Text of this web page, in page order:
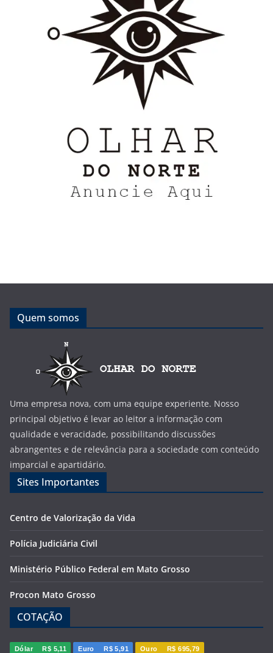
Quem somos
Uma empresa nova, com uma equipe experiente. Nosso
principal objetivo é levar ao leitor a informação com
qualidade e veracidade, possibilitando discussões
abrangentes e de relevância para a sociedade com conteúdo
imparcial e apartidário.
Sites Importantes
Centro de Valorização da Vida
Polícia Judiciária Civil
Ministério Público Federal em Mato Grosso
Procon Mato Grosso
COTAÇÃO
Dólar R$ 5,11 Euro R$ 5,91 Ouro R$ 695,79